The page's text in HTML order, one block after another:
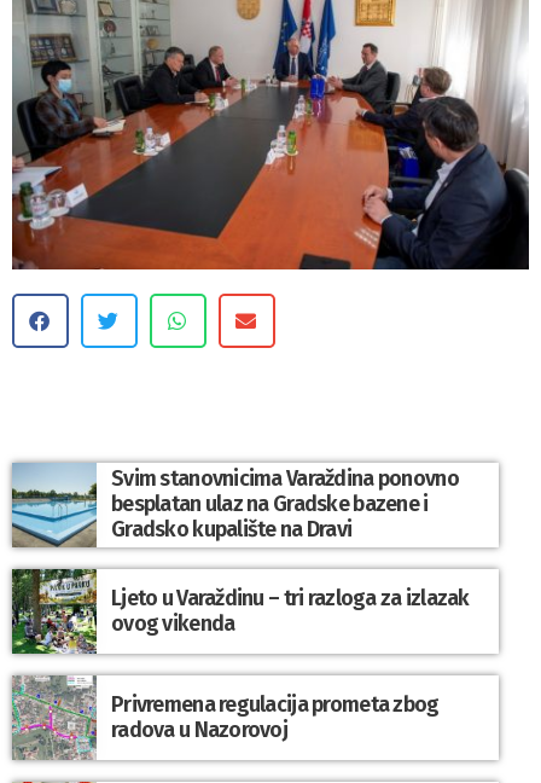
Svim stanovnicima Varaždina ponovno
besplatan ulaz na Gradske bazene i
Gradsko kupalište na Dravi
Ljeto u Varaždinu – tri razloga za izlazak
ovog vikenda
Privremena regulacija prometa zbog
radova u Nazorovoj